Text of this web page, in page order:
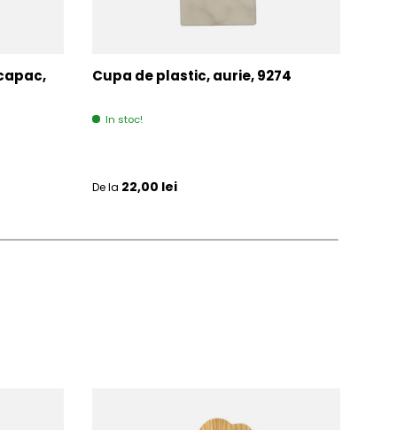
Cupa de plastic, aurie, 9274
In stoc!
Pret initial
De la 22,00 lei